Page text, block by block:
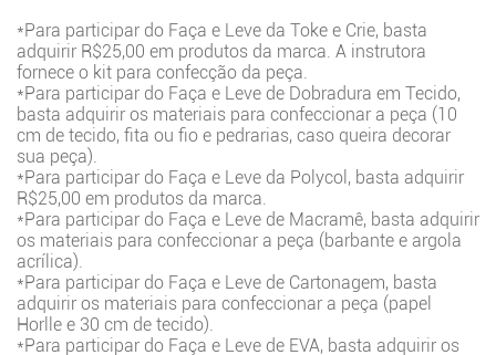
*Para participar do Faça e Leve da Toke e Crie, basta
adquirir R$25,00 em produtos da marca. A instrutora
fornece o kit para confecção da peça.
*Para participar do Faça e Leve de Dobradura em Tecido,
basta adquirir os materiais para confeccionar a peça (10
cm de tecido, fita ou fio e pedrarias, caso queira decorar
sua peça).
*Para participar do Faça e Leve da Polycol, basta adquirir
R$25,00 em produtos da marca.
*Para participar do Faça e Leve de Macramê, basta adquirir
os materiais para confeccionar a peça (barbante e argola
acrílica).
*Para participar do Faça e Leve de Cartonagem, basta
adquirir os materiais para confeccionar a peça (papel
Horlle e 30 cm de tecido).
*Para participar do Faça e Leve de EVA, basta adquirir os